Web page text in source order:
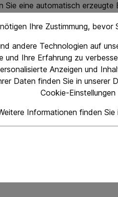
automatisch erzeugte
noch keine Annahme
wenn wir
- an Sie
Ihre Zustimmung, bevor
andere Technologien auf
und Ihre Erfahrung zu
Anzeigen und
Daten finden Sie in unserer
Cookie-
Informationen finden Sie